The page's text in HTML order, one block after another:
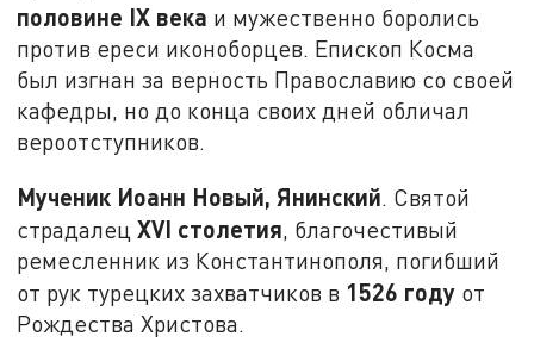
половине IX века и мужественно боролись
против ереси иконоборцев. Епископ Косма
был изгнан за верность Православию со своей
кафедры, но до конца своих дней обличал
вероотступников.
Мученик Иоанн Новый, Янинский. Святой
страдалецXVI столетия, благочестивый
ремесленник из Константинополя, погибший
от рук турецких захватчиков в 1526 году от
Рождества Христова.